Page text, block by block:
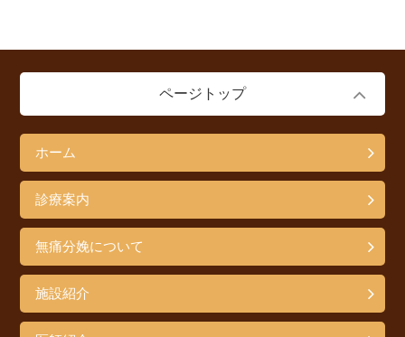
ページトップ
ホーム
診療案内
無痛分娩について
施設紹介